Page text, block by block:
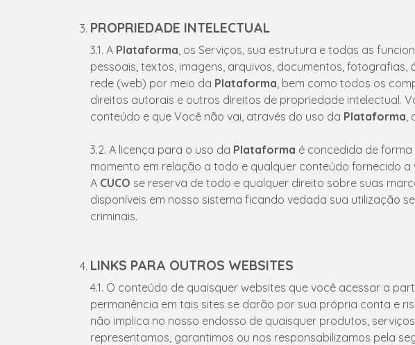
PROPRIEDADE INTELECTUAL
3.1. A Plataforma, os Serviços, sua estrutura e todas as
pessoais, textos, imagens, arquivos, documentos,
rede (web) por meio da Plataforma, bem como todos os
direitos autorais e outros direitos de propriedade intelectual.
conteúdo e que Você não vai, através do uso da Plataforma,
3.2. A licença para o uso da Plataforma é concedida de forma
momento em relação a todo e qualquer conteúdo fornecido
A CUCO se reserva de todo e qualquer direito sobre suas
disponíveis em nosso sistema ficando vedada sua utilização
criminais.
LINKS PARA OUTROS WEBSITES
4.1. O conteúdo de quaisquer websites que você acessar a
permanência em tais sites se darão por sua própria conta e
não implica no nosso endosso de quaisquer produtos,
representamos, garantimos ou nos responsabilizamos pela